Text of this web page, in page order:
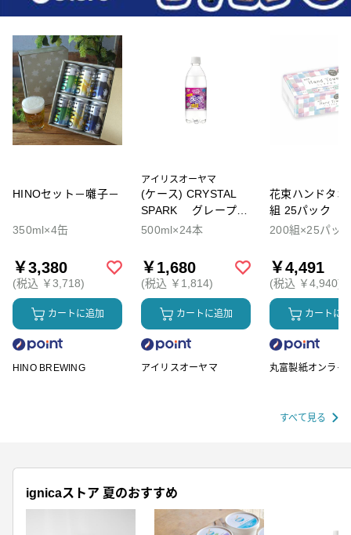
HINOセット－囃子－
350ml×4缶
￥3,380
(税込 ￥3,718)
カートに追加
HINO BREWING
アイリスオーヤマ
(ケース) CRYSTAL
SPARK グレープソ
ーダ
500ml×24本
￥1,680
(税込 ￥1,814)
カートに追加
アイリスオーヤマ
花束ハンドタオ
組 25パック
200組×25パッ
￥4,491
(税込 ￥4,940)
カートに
丸富製紙オンライ
すべて見る
ignicaストア 夏のおすすめ